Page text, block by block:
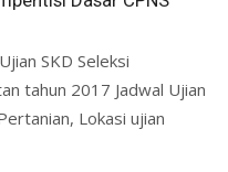
SKD Seleksi
tahun 2017 Jadwal Ujian
Lokasi ujian